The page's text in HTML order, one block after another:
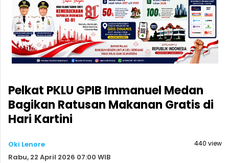
Pelkat PKLU GPIB Immanuel Medan
Bagikan Ratusan Makanan Gratis di
Hari Kartini
Oki Lenore
Rabu, 22 April 2026 07:00 WIB
440 view